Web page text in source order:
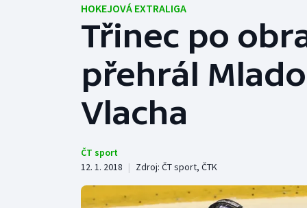
Hokej
Tenis
Atletika
Baseball a softbal
Basketbal
HOKEJOVÁ EXTRALIGA
Třinec po
přehrál
Vlacha
ČT sport
12. 1. 2018 | Zdroj: ČT sport, ČTK